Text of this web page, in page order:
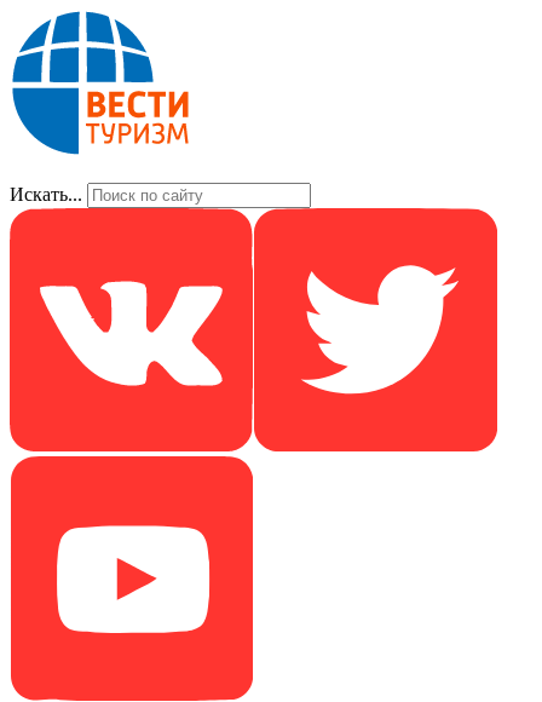
Искать...